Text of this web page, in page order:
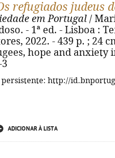
refugiados judeus
em Portugal /
- 1ª ed. - Lisboa :
2022. - 439 p. ; 24
hope and anxiety
http://
ADICIONAR À LISTA